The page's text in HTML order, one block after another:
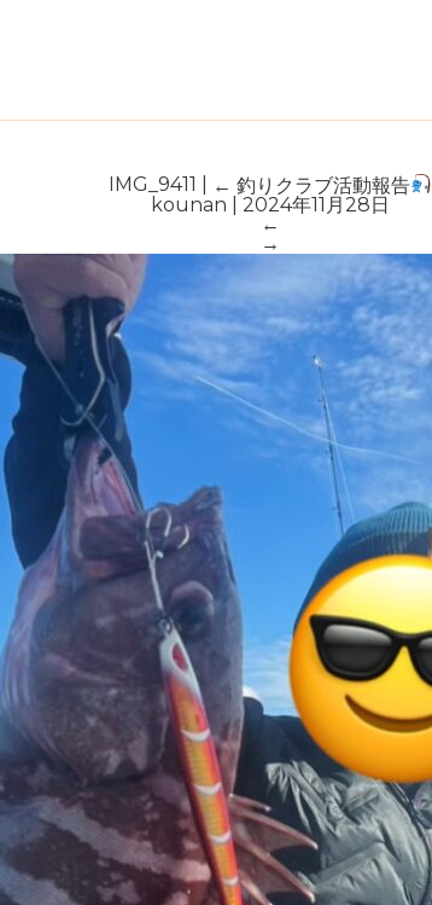
IMG_9411 ← 釣りクラブ活動報告
kounan
2024年11月28日
←
→